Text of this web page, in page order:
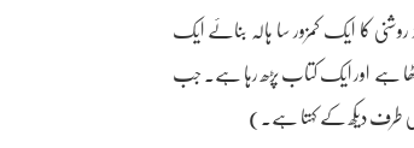
کا ایک کمزور سا ہالہ بنائے ایک
ہے اور ایک کتاب پڑھ رہا ہے۔ جب
طرف دیکھ کے کہتا ہے۔)